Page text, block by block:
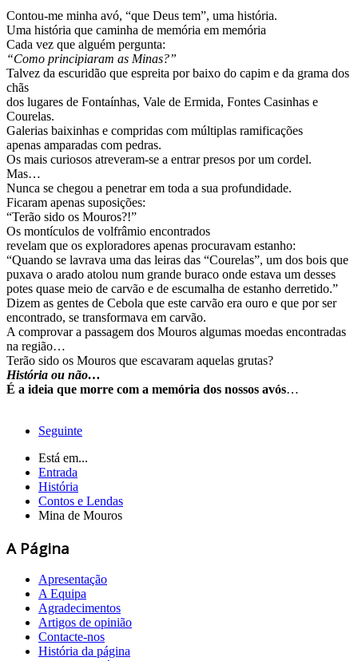
Contou-me minha avó, “que Deus tem”, uma história.
Uma história que caminha de memória em memória
Cada vez que alguém pergunta:
“Como principiaram as Minas?”
Talvez da escuridão que espreita por baixo do capim e da grama dos
chãs
dos lugares de Fontaínhas, Vale de Ermida, Fontes Casinhas e
Courelas.
Galerias baixinhas e compridas com múltiplas ramificações
apenas amparadas com pedras.
Os mais curiosos atreveram-se a entrar presos por um cordel.
Mas…
Nunca se chegou a penetrar em toda a sua profundidade.
Ficaram apenas suposições:
“Terão sido os Mouros?!”
Os montículos de volfrâmio encontrados
revelam que os exploradores apenas procuravam estanho:
“Quando se lavrava uma das leiras das “Courelas”, um dos bois que
puxava o arado atolou num grande buraco onde estava um desses
potes quase meio de carvão e de escumalha de estanho derretido.”
Dizem as gentes de Cebola que este carvão era ouro e que por ser
encontrado, se transformava em carvão.
A comprovar a passagem dos Mouros algumas moedas encontradas
na região…
Terão sido os Mouros que escavaram aquelas grutas?
História ou não…
É a ideia que morre com a memória dos nossos avós…
Seguinte
Está em...
Entrada
História
Contos e Lendas
Mina de Mouros
A Página
Apresentação
A Equipa
Agradecimentos
Artigos de opinião
Contacte-nos
História da página